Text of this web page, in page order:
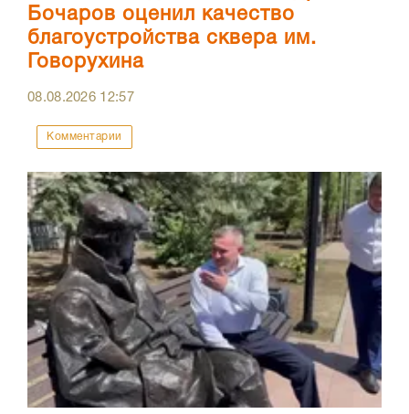
Бочаров оценил качество
благоустройства сквера им.
Говорухина
08.08.2026 12:57
Комментарии